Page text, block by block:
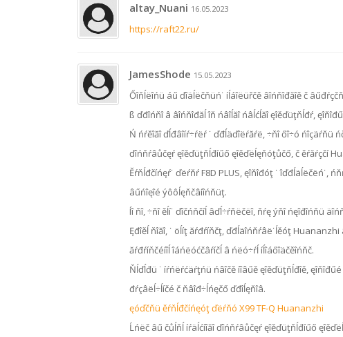
altay_Nuani 16.05.2023
https://raft22.ru/
JamesShode 15.05.2023
Őîňĺëîńü áű ďîäĺëčňüń˙ íĺáîëüřčě âîńňîđăîě č
ß ďđîńňî â âîńňîđăĺ îň ńâîĺăî ńâĺćĺăî ęîěďüţňĺđŕ,
Ń ńŕěîăî ďĺđâîíŕ÷ŕëŕ ˙ ďđĺäďîëŕăŕë, ÷ňî őî÷ó ńîçäŕňü
ďîńňŕâůčęŕ ęîěďüţňĺđíűő ęîěďëĺęňóţůčő, č ěŕăŕçčí
Ěŕňĺđčíńęŕ˙ ďëŕňŕ F8D PLUS, ęîňîđóţ ˙ îďđĺäĺëčëń˙,
âűńîęîé ýôôĺęňčâíîńňüţ.
Íî ňî, ÷ňî ěĺí˙ ďîčńňčíĺ âďĺ÷ŕňëčëî, ňŕę ýňî ńęîđîńňü
Ęđîěĺ ňîăî, ˙ öĺíţ ăŕđŕíňčţ, ďđĺäîńňŕâë˙ĺěóţ
ăŕđŕíňčéíîĺ îáńëóćčâŕíčĺ â ńëó÷ŕĺ íĺîáőîäčěîńňč.
Ňĺďĺđü ˙ íŕńëŕćäŕţńü ńâîčě íîâűě ęîěďüţňĺđîě,
đŕçâëĺ÷ĺíčé č ňâîđ÷ĺńęčő ďđîĺęňîâ.
ęóďčňü ěŕňĺđčíńęóţ ďëŕňó X99 TF-Q Huananzhi
Ĺńëč âű čůĺňĺ íŕäĺćíîăî ďîńňŕâůčęŕ ęîěďüţňĺđíűő